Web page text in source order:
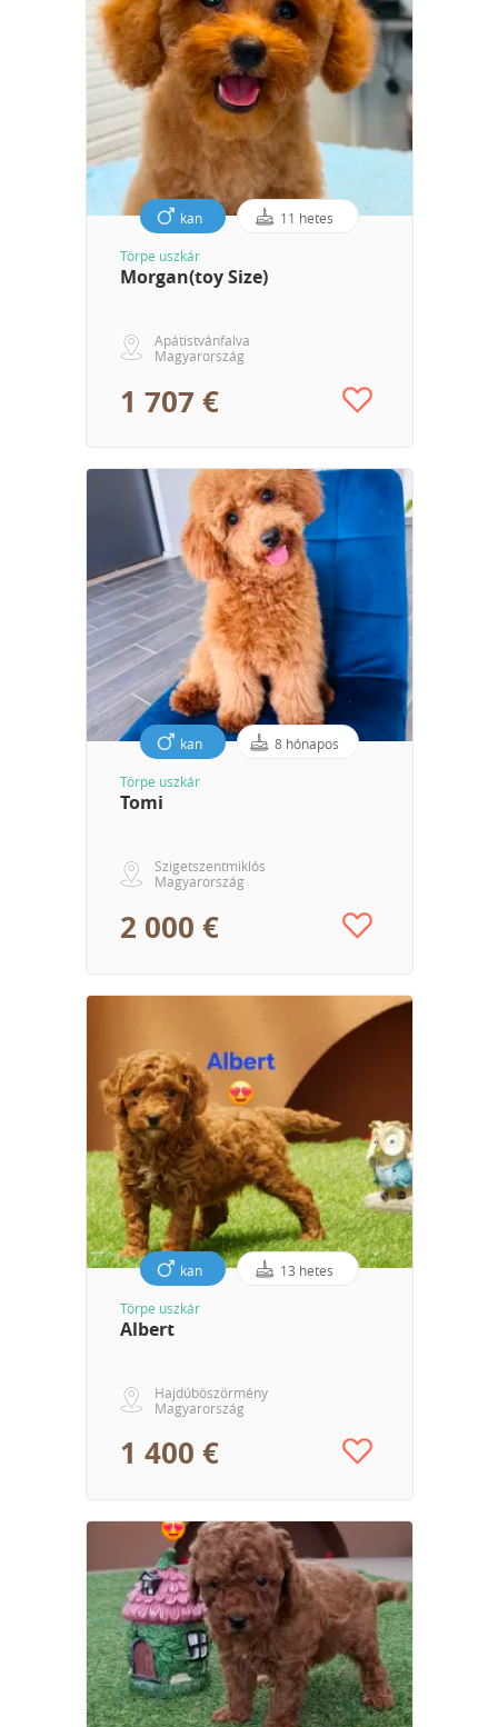
kan 11 hetes
Törpe uszkár
Morgan(toy Size)
Apátistvánfalva
Magyarország
1 707 €
kan 8 hónapos
Törpe uszkár
Tomi
Szigetszentmiklós
Magyarország
2 000 €
kan 13 hetes
Törpe uszkár
Albert
Hajdúböszörmény
Magyarország
1 400 €